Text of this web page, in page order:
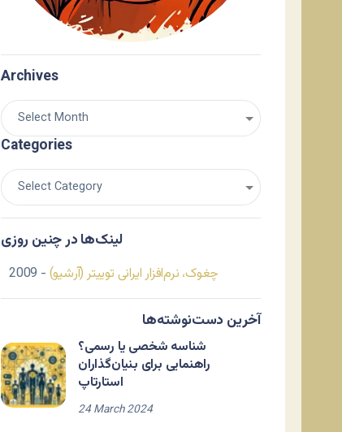
Archives
Categories
لینک‌ها در چنین روزی
چغوک، نرم‌افزار ایرانی توییتر (آرشیو) - 2009
آخرین دست‌نوشته‌ها
شناسه شخصی یا رسمی؟
راهنمایی برای بنیان‌گذاران
استارتاپ
24 March 2024